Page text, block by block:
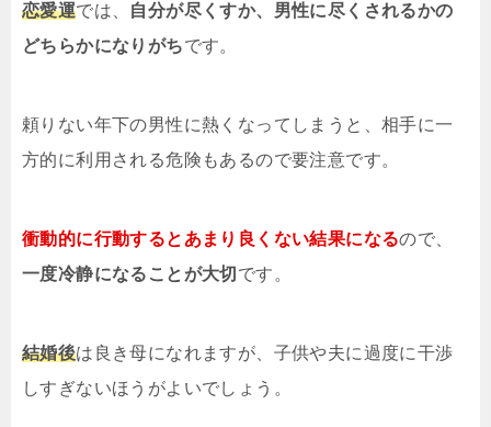
恋愛運では、 自分が尽くすか、男性に尽くされるかの
どちらかになりがちです。
頼りない年下の男性に熱くなってしまうと、相手に一
方的に利用される危険もあるので要注意です。
衝動的に行動するとあまり良くない結果になるので、
一度冷静になることが大切 です。
結婚後は良き母になれますが、子供や夫に過度に干渉
しすぎないほうがよいでしょう。